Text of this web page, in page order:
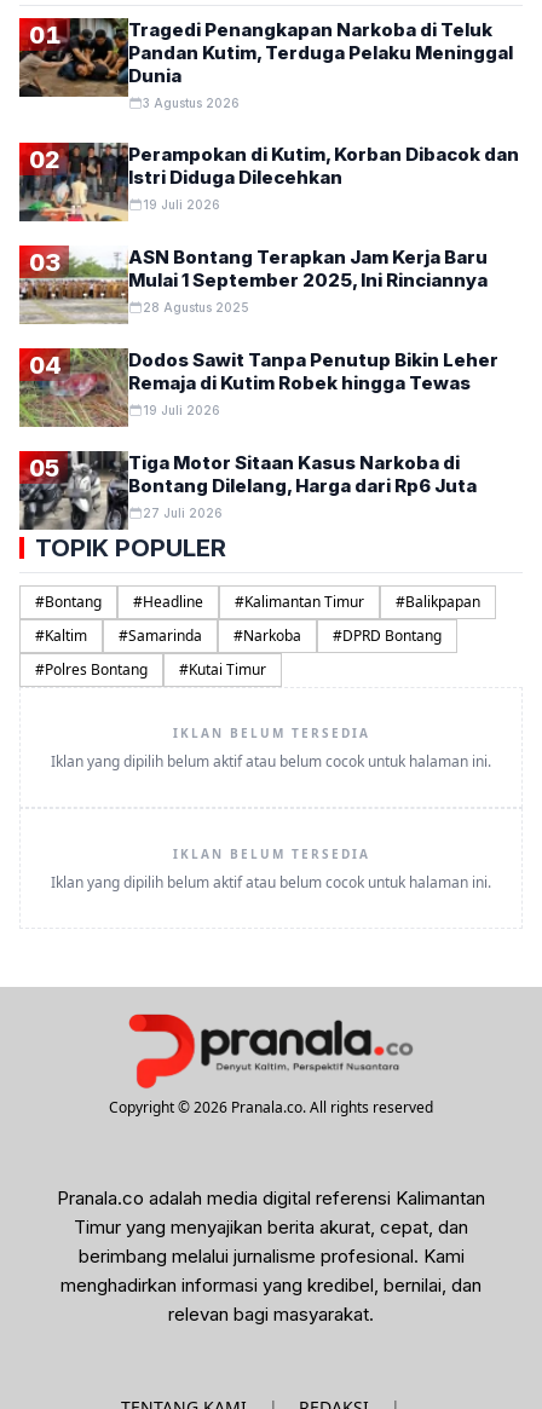
01
Tragedi Penangkapan Narkoba di Teluk
Pandan Kutim, Terduga Pelaku Meninggal
Dunia
3 Agustus 2026
02
Perampokan di Kutim, Korban Dibacok dan
Istri Diduga Dilecehkan
19 Juli 2026
03
ASN Bontang Terapkan Jam Kerja Baru
Mulai 1 September 2025, Ini Rinciannya
28 Agustus 2025
04
Dodos Sawit Tanpa Penutup Bikin Leher
Remaja di Kutim Robek hingga Tewas
19 Juli 2026
05
Tiga Motor Sitaan Kasus Narkoba di
Bontang Dilelang, Harga dari Rp6 Juta
27 Juli 2026
TOPIK POPULER
#Bontang #Headline #Kalimantan Timur #Balikpapan
#Kaltim #Samarinda #Narkoba #DPRD Bontang
#Polres Bontang #Kutai Timur
IKLAN BELUM TERSEDIA
Iklan yang dipilih belum aktif atau belum cocok untuk halaman ini.
IKLAN BELUM TERSEDIA
Iklan yang dipilih belum aktif atau belum cocok untuk halaman ini.
Copyright © 2026 Pranala.co. All rights reserved
Pranala.co adalah media digital referensi Kalimantan
Timur yang menyajikan berita akurat, cepat, dan
berimbang melalui jurnalisme profesional. Kami
menghadirkan informasi yang kredibel, bernilai, dan
relevan bagi masyarakat.